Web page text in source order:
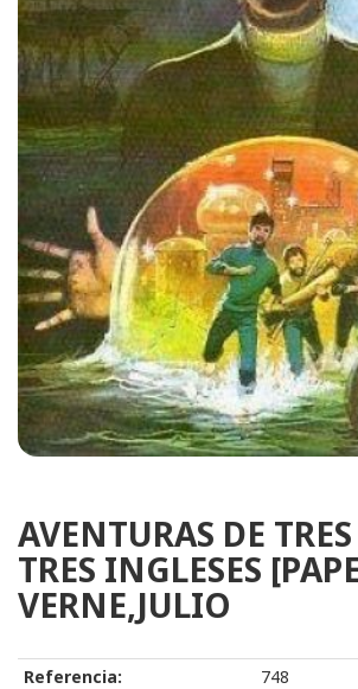
AVENTURAS DE
TRES INGLESES
VERNE,JULIO
Referencia:
748